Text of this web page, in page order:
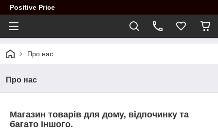
Positive Price
Про нас
Про нас
Магазин товарів для дому, відпочинку та
багато іншого.